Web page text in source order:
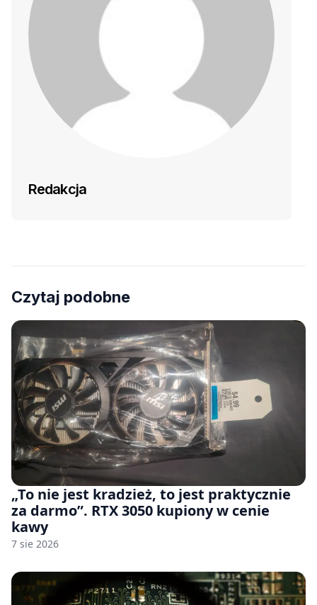
Redakcja
Czytaj podobne
„To nie jest kradzież, to jest praktycznie
za darmo”. RTX 3050 kupiony w cenie
kawy
7 sie 2026